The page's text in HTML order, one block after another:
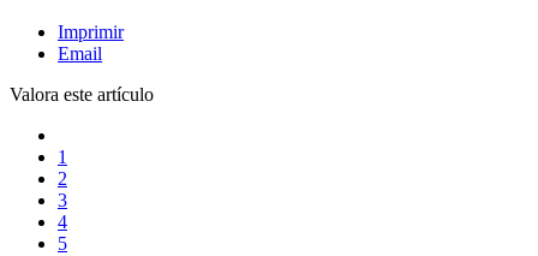
Imprimir
Email
Valora este artículo
1
2
3
4
5